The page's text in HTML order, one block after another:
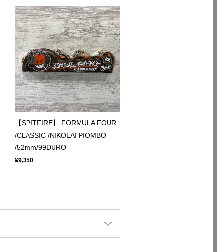
【SPITFIRE】 FORMULA FOUR
/CLASSIC /NIKOLAI PIOMBO
/52mm/99DURO
¥9,350